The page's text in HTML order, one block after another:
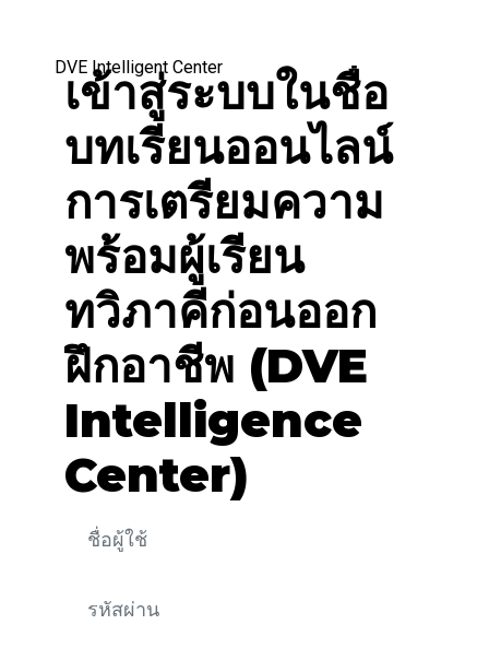
DVE Intelligent Center
เข้าสู่ระบบในชื่อ
บทเรียนออนไลน์
การเตรียมความ
พร้อมผู้เรียน
ทวิภาคีก่อนออก
ฝึกอาชีพ (DVE
Intelligence
Center)
ข้ามไปสร้างบัญชีผู้ใหญ่ใหม่
ชื่อผู้ใช้